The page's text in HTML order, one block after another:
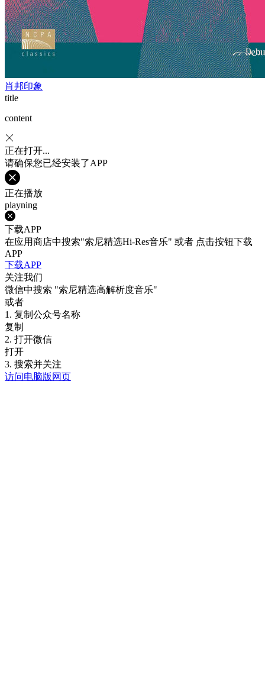
肖邦印象
title
content
正在打开...
请确保您已经安装了APP
正在播放
playning
下载APP
在应用商店中搜索"索尼精选Hi-Res音乐" 或者 点击按钮下载
APP
下载APP
关注我们
微信中搜索 "索尼精选高解析度音乐"
或者
1. 复制公众号名称
复制
2. 打开微信
打开
3. 搜索并关注
访问电脑版网页